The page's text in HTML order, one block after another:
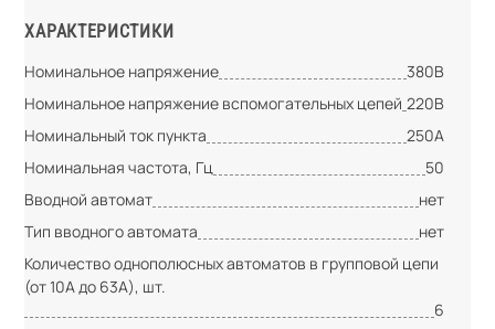
ХАРАКТЕРИСТИКИ
Номинальное напряжение
380В
Номинальное напряжение вспомогательных цепей 220В
Номинальный ток пункта
250А
Номинальная частота, Гц
50
Вводной автомат
нет
Тип вводного автомата
нет
Количество однополюсных автоматов в групповой цепи
(от 10А до 63А), шт.
6